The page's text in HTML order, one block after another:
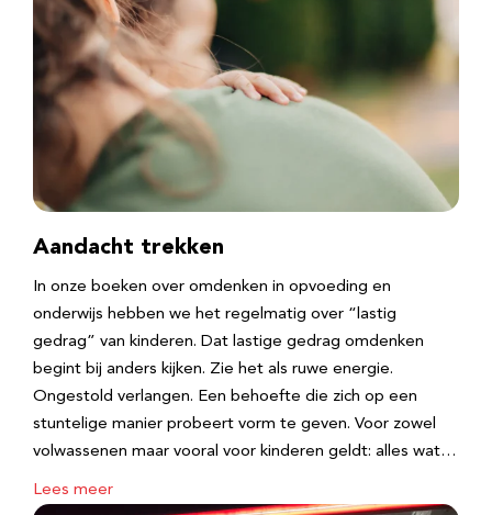
Aandacht trekken
In onze boeken over omdenken in opvoeding en
onderwijs hebben we het regelmatig over “lastig
gedrag” van kinderen. Dat lastige gedrag omdenken
begint bij anders kijken. Zie het als ruwe energie.
Ongestold verlangen. Een behoefte die zich op een
stuntelige manier probeert vorm te geven. Voor zowel
volwassenen maar vooral voor kinderen geldt: alles wat…
Lees meer